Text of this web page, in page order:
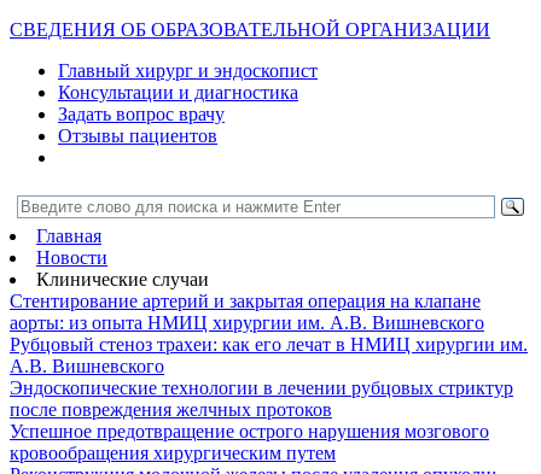
СВЕДЕНИЯ ОБ ОБРАЗОВАТЕЛЬНОЙ ОРГАНИЗАЦИИ
Главный хирург и эндоскопист
Консультации и диагностика
Задать вопрос врачу
Отзывы пациентов
Главная
Новости
Клинические случаи
Стентирование артерий и закрытая операция на клапане
аорты: из опыта НМИЦ хирургии им. А.В. Вишневского
Рубцовый стеноз трахеи: как его лечат в НМИЦ хирургии им.
А.В. Вишневского
Эндоскопические технологии в лечении рубцовых стриктур
после повреждения желчных протоков
Успешное предотвращение острого нарушения мозгового
кровообращения хирургическим путем